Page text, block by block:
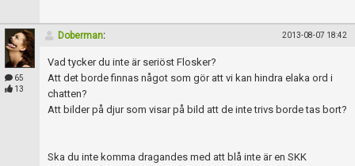
65
13
Doberman: 2013-08-07 18:42
Vad tycker du inte är seriöst Flosker?
Att det borde finnas något som gör att vi kan hindra elaka ord i
chatten?
Att bilder på djur som visar på bild att de inte trivs borde tas bort?
Ska du inte komma dragandes med att blå inte är en SKK